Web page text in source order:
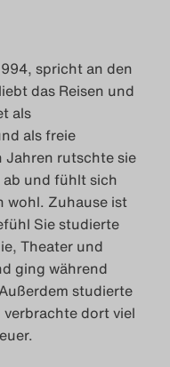
spricht an den
das Reisen und
als
als freie
rutschte sie
ab und fühlt sich
wohl. Zuhause ist
Sie studierte
Theater und
ging während
studierte
dort viel